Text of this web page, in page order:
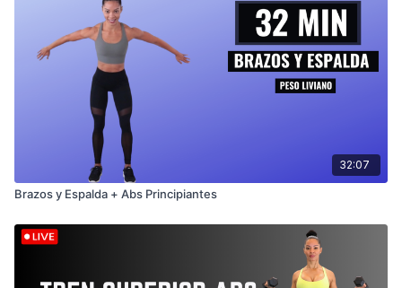
32:07
Brazos y Espalda + Abs Principiantes